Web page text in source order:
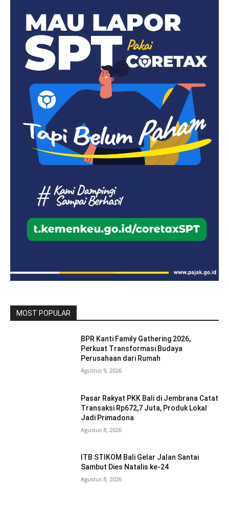
MOST POPULAR
BPR Kanti Family Gathering 2026,
Perkuat Transformasi Budaya
Perusahaan dari Rumah
Agustus 9, 2026
Pasar Rakyat PKK Bali di Jembrana Catat
Transaksi Rp672,7 Juta, Produk Lokal
Jadi Primadona
Agustus 8, 2026
ITB STIKOM Bali Gelar Jalan Santai
Sambut Dies Natalis ke-24
Agustus 8, 2026